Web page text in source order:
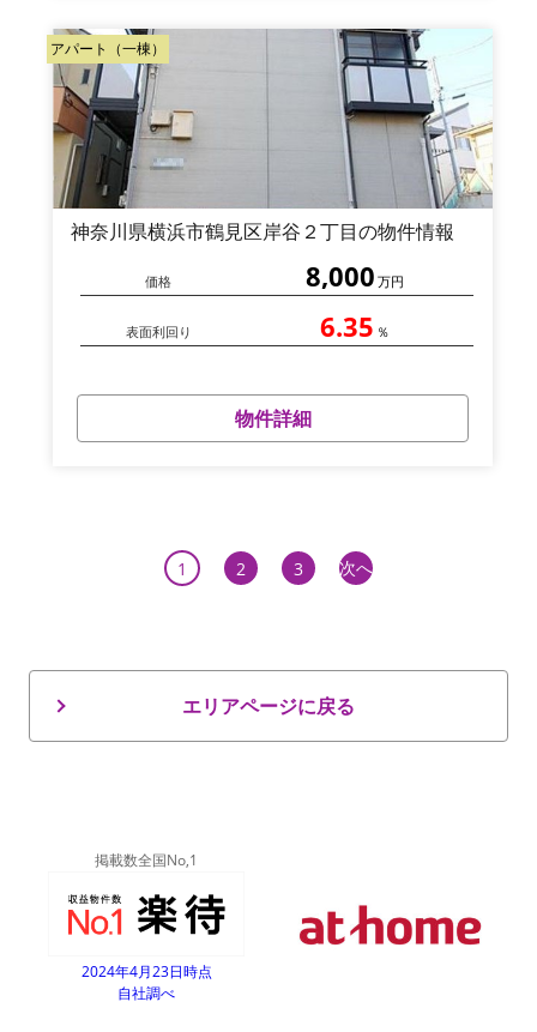
アパート（一棟）
神奈川県横浜市鶴見区岸谷２丁目の物件情報
価格 8,000 万円
表面利回り 6.35 ％
物件詳細
1 2 3 次へ
エリアページに戻る
掲載数全国No,1
2024年4月23日時点
自社調べ